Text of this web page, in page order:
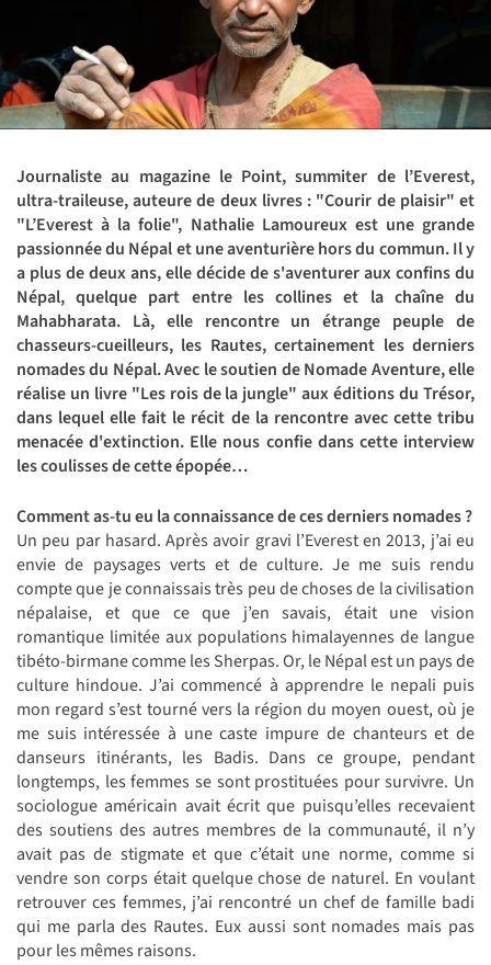
Journaliste au magazine le Point, summiter de l’Everest,
ultra-traileuse, auteure de deux livres : "Courir de plaisir" et
"L’Everest à la folie", Nathalie Lamoureux est une grande
passionnée du Népal et une aventurière hors du commun. Il y
a plus de deux ans, elle décide de s'aventurer aux confins du
Népal, quelque part entre les collines et la chaîne du
Mahabharata. Là, elle rencontre un étrange peuple de
chasseurs-cueilleurs, les Rautes, certainement les derniers
nomades du Népal. Avec le soutien de Nomade Aventure, elle
réalise un livre "Les rois de la jungle" aux éditions du Trésor,
dans lequel elle fait le récit de la rencontre avec cette tribu
menacée d'extinction. Elle nous confie dans cette interview
les coulisses de cette épopée…
Comment as-tu eu la connaissance de ces derniers nomades ?
Un peu par hasard. Après avoir gravi l’Everest en 2013, j’ai eu
envie de paysages verts et de culture. Je me suis rendu
compte que je connaissais très peu de choses de la civilisation
népalaise, et que ce que j’en savais, était une vision
romantique limitée aux populations himalayennes de langue
tibéto-birmane comme les Sherpas. Or, le Népal est un pays de
culture hindoue. J’ai commencé à apprendre le nepali puis
mon regard s’est tourné vers la région du moyen ouest, où je
me suis intéressée à une caste impure de chanteurs et de
danseurs itinérants, les Badis. Dans ce groupe, pendant
longtemps, les femmes se sont prostituées pour survivre. Un
sociologue américain avait écrit que puisqu’elles recevaient
des soutiens des autres membres de la communauté, il n’y
avait pas de stigmate et que c’était une norme, comme si
vendre son corps était quelque chose de naturel. En voulant
retrouver ces femmes, j’ai rencontré un chef de famille badi
qui me parla des Rautes. Eux aussi sont nomades mais pas
pour les mêmes raisons.